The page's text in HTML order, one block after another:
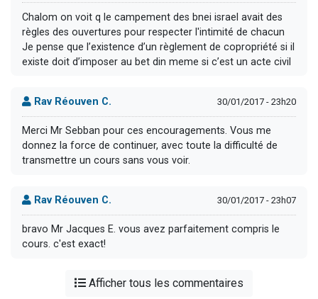
Chalom on voit q le campement des bnei israel avait des
règles des ouvertures pour respecter l'intimité de chacun
Je pense que l’existence d’un règlement de copropriété si il
existe doit d’imposer au bet din meme si c’est un acte civil
Rav Réouven C. 30/01/2017 - 23h20
Merci Mr Sebban pour ces encouragements. Vous me
donnez la force de continuer, avec toute la difficulté de
transmettre un cours sans vous voir.
Rav Réouven C. 30/01/2017 - 23h07
bravo Mr Jacques E. vous avez parfaitement compris le
cours. c'est exact!
Afficher tous les commentaires